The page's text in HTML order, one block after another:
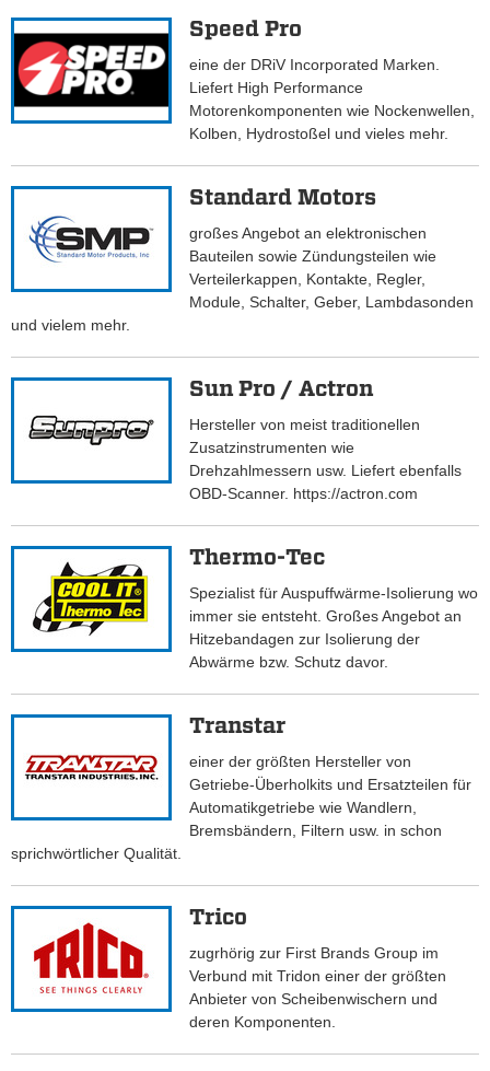
Speed Pro
eine der DRiV Incorporated Marken.
Liefert High Performance
Motorenkomponenten wie Nockenwellen,
Kolben, Hydrostoßel und vieles mehr.
Standard Motors
großes Angebot an elektronischen
Bauteilen sowie Zündungsteilen wie
Verteilerkappen, Kontakte, Regler,
Module, Schalter, Geber, Lambdasonden
und vielem mehr.
Sun Pro / Actron
Hersteller von meist traditionellen
Zusatzinstrumenten wie
Drehzahlmessern usw. Liefert ebenfalls
OBD-Scanner. https://actron.com
Thermo-Tec
Spezialist für Auspuffwärme-Isolierung wo
immer sie entsteht. Großes Angebot an
Hitzebandagen zur Isolierung der
Abwärme bzw. Schutz davor.
Transtar
einer der größten Hersteller von
Getriebe-Überholkits und Ersatzteilen für
Automatikgetriebe wie Wandlern,
Bremsbändern, Filtern usw. in schon
sprichwörtlicher Qualität.
Trico
zugrhörig zur First Brands Group im
Verbund mit Tridon einer der größten
Anbieter von Scheibenwischern und
deren Komponenten.